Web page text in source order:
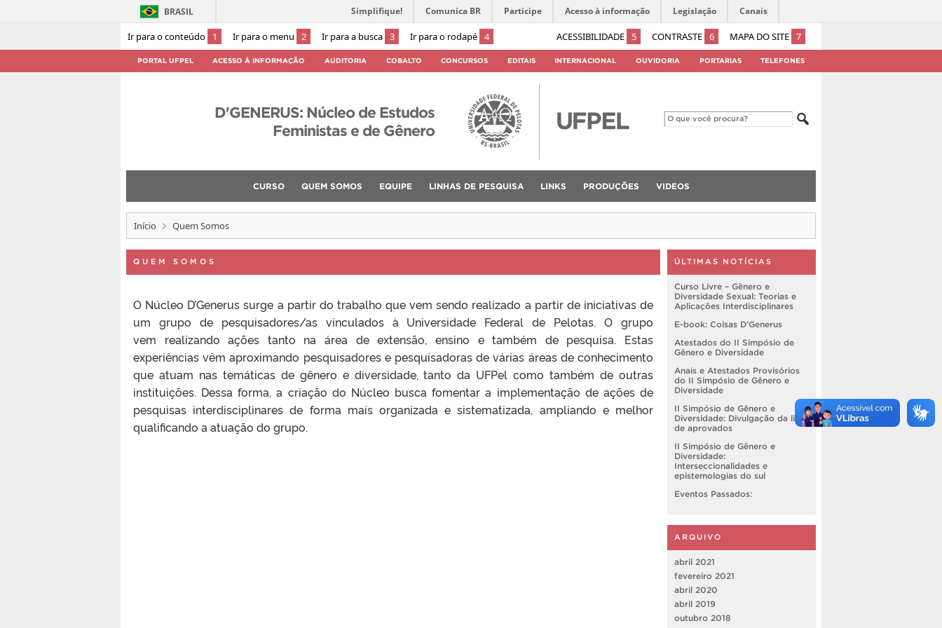
Ir para o conteúdo 1 Ir para o menu 2 Ir para a busca 3 Ir para o rodapé 4 ACESSIBILIDADE 5 CONTRASTE 6 MAPA DO SITE 7
BRASIL Simplifique! Comunica BR Participe Acesso à informação Legislação Canais
PORTAL UFPEL ACESSO À INFORMAÇÃO AUDITORIA COBALTO CONCURSOS EDITAIS INTERNACIONAL OUVIDORIA PORTARIAS TELEFONES
D'GENERUS: Núcleo de Estudos
Feministas e de Gênero
CURSO QUEM SOMOS EQUIPE LINHAS DE PESQUISA LINKS PRODUÇÕES VIDEOS
Início Quem Somos
QUEM SOMOS
O Núcleo D’Generus surge a partir do trabalho que vem sendo realizado a partir de iniciativas de
um grupo de pesquisadores/as vinculados à Universidade Federal de Pelotas. O grupo
vem realizando ações tanto na área de extensão, ensino e também de pesquisa. Estas
experiências vêm aproximando pesquisadores e pesquisadoras de várias áreas de conhecimento
que atuam nas temáticas de gênero e diversidade, tanto da UFPel como também de outras
instituições. Dessa forma, a criação do Núcleo busca fomentar a implementação de ações de
pesquisas interdisciplinares de forma mais organizada e sistematizada, ampliando e melhor
qualificando a atuação do grupo.
ÚLTIMAS NOTÍCIAS
Curso Livre – Gênero e
Diversidade Sexual: Teorias e
Aplicações Interdisciplinares
E-book: Coisas D’Generus
Atestados do II Simpósio de
Gênero e Diversidade
Anais e Atestados Provisórios
do II Simpósio de Gênero e
Diversidade
II Simpósio de Gênero e
Diversidade: Divulgação da lista
de aprovados
II Simpósio de Gênero e
Diversidade:
Interseccionalidades e
epistemologias do sul
Eventos Passados:
ARQUIVO
abril 2021
fevereiro 2021
abril 2020
abril 2019
outubro 2018